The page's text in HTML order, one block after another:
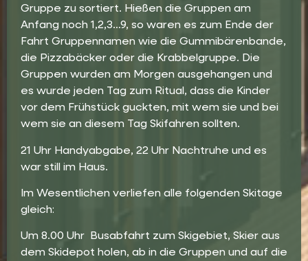
Gruppe zu sortiert. Hießen die Gruppen am
Anfang noch 1,2,3…9, so waren es zum Ende der
Fahrt Gruppennamen wie die Gummibärenbande,
die Pizzabäcker oder die Krabbelgruppe. Die
Gruppen wurden am Morgen ausgehangen und
es wurde jeden Tag zum Ritual, dass die Kinder
vor dem Frühstück guckten, mit wem sie und bei
wem sie an diesem Tag Skifahren sollten.
21 Uhr Handyabgabe, 22 Uhr Nachtruhe und es
war still im Haus.
Im Wesentlichen verliefen alle folgenden Skitage
gleich:
Um 8.00 Uhr Busabfahrt zum Skigebiet, Skier aus
dem Skidepot holen, ab in die Gruppen und auf die